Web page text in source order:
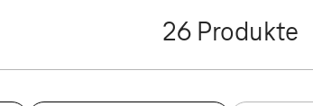
26 Produkte